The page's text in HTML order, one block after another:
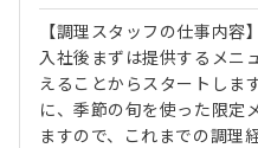
【調理スタッフの仕事内容】
入社後まずは提供するメニ
えることからスタートしま
に、季節の旬を使った限定
ますので、これまでの調理